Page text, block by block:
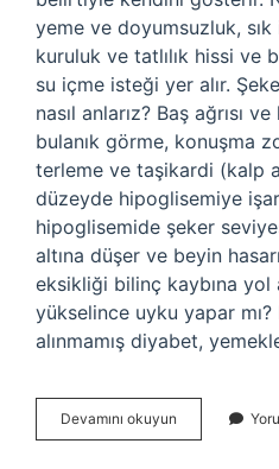
yeme ve doyumsuzluk, sık
kuruluk ve tatlılık hissi ve
su içme isteği yer alır.
nasıl anlarız? Baş ağrısı
bulanık görme, konuşma
terleme ve taşikardi (kalp
düzeyde hipoglisemiye
hipoglisemide şeker
altına düşer ve beyin
eksikliği bilinç kaybına yol
yükselince uyku yapar
alınmamış diyabet,
Devamını okuyun Şekerimizi
Yükseldiğini